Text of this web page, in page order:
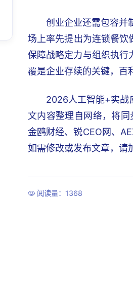
创业企业还需包容并
场上率先提出为连锁餐饮
保障战略定力与组织执行
覆是企业存续的关键，百
2026人工智能+实战
文内容整理自网络，将同
金鸥财经、锐CEO网、
如需修改或发布文章，请
阅读量：1368